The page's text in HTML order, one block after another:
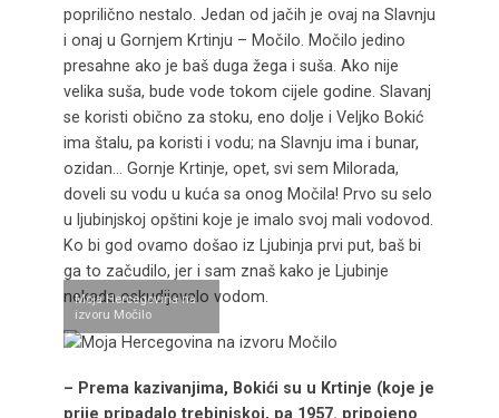
poprilično nestalo. Jedan od jačih je ovaj na Slavnju
i onaj u Gornjem Krtinju – Močilo. Močilo jedino
presahne ako je baš duga žega i suša. Ako nije
velika suša, bude vode tokom cijele godine. Slavanj
se koristi obično za stoku, eno dolje i Veljko Bokić
ima štalu, pa koristi i vodu; na Slavnju ima i bunar,
ozidan… Gornje Krtinje, opet, svi sem Milorada,
doveli su vodu u kuća sa onog Močila! Prvo su selo
u ljubinjskoj opštini koje je imalo svoj mali vodovod.
Ko bi god ovamo došao iz Ljubinja prvi put, baš bi
ga to začudilo, jer i sam znaš kako je Ljubinje
nekada oskudijevalo vodom.
Moja Hercegovina na
izvoru Močilo
– Prema kazivanjima, Bokići su u Krtinje (koje je
prije pripadalo trebinjskoj, pa 1957. pripojeno